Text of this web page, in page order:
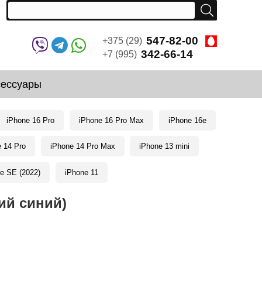
+375 (29) 547-82-00
+7 (995) 342-66-14
iPhone 16 Pro iPhone 16 Pro Max iPhone 16e
14 Pro iPhone 14 Pro Max iPhone 13 mini
SE (2022) iPhone 11
синий)